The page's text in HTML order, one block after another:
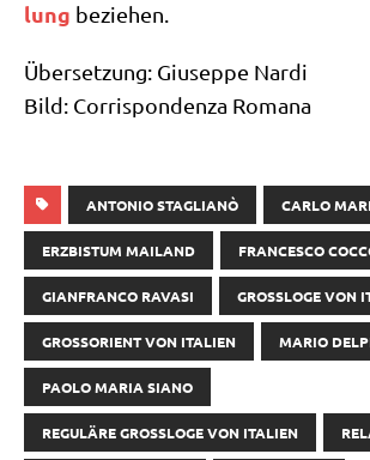
lung beziehen.
Über­set­zung: Giu­sep­pe Nar­di
Bild: Cor­ri­spon­den­za Romana
ANTONIO STAGLIANÒ CARLO
ERZBISTUM MAILAND FRANCESCO
GIANFRANCO RAVASI GROSSLOGE VON
GROSSORIENT VON ITALIEN MARIO
PAOLO MARIA SIANO
REGULÄRE GROSSLOGE VON ITALIEN